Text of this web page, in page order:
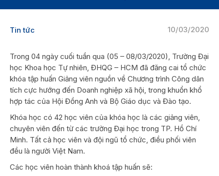
10/03/2020
Tin tức
Trong 04 ngày cuối tuần qua (05 – 08/03/2020), Trường Đại
học Khoa học Tự nhiên, ĐHQG – HCM đã đăng cai tổ chức
khóa tập huấn Giảng viên nguồn về Chương trình Công dân
tích cực hướng đến Doanh nghiệp xã hội, trong khuổn khổ
hợp tác của Hội Đồng Anh và Bộ Giáo dục và Đào tạo.
Khóa học có 42 học viên của khóa học là các giảng viên,
chuyên viên đến từ các trường Đại học trong TP. Hồ Chí
Minh. Tất cả học viên và đội ngũ tổ chức, điều phối viên
đều là người Việt Nam.
Các học viên hoàn thành khoá tập huấn sẽ: